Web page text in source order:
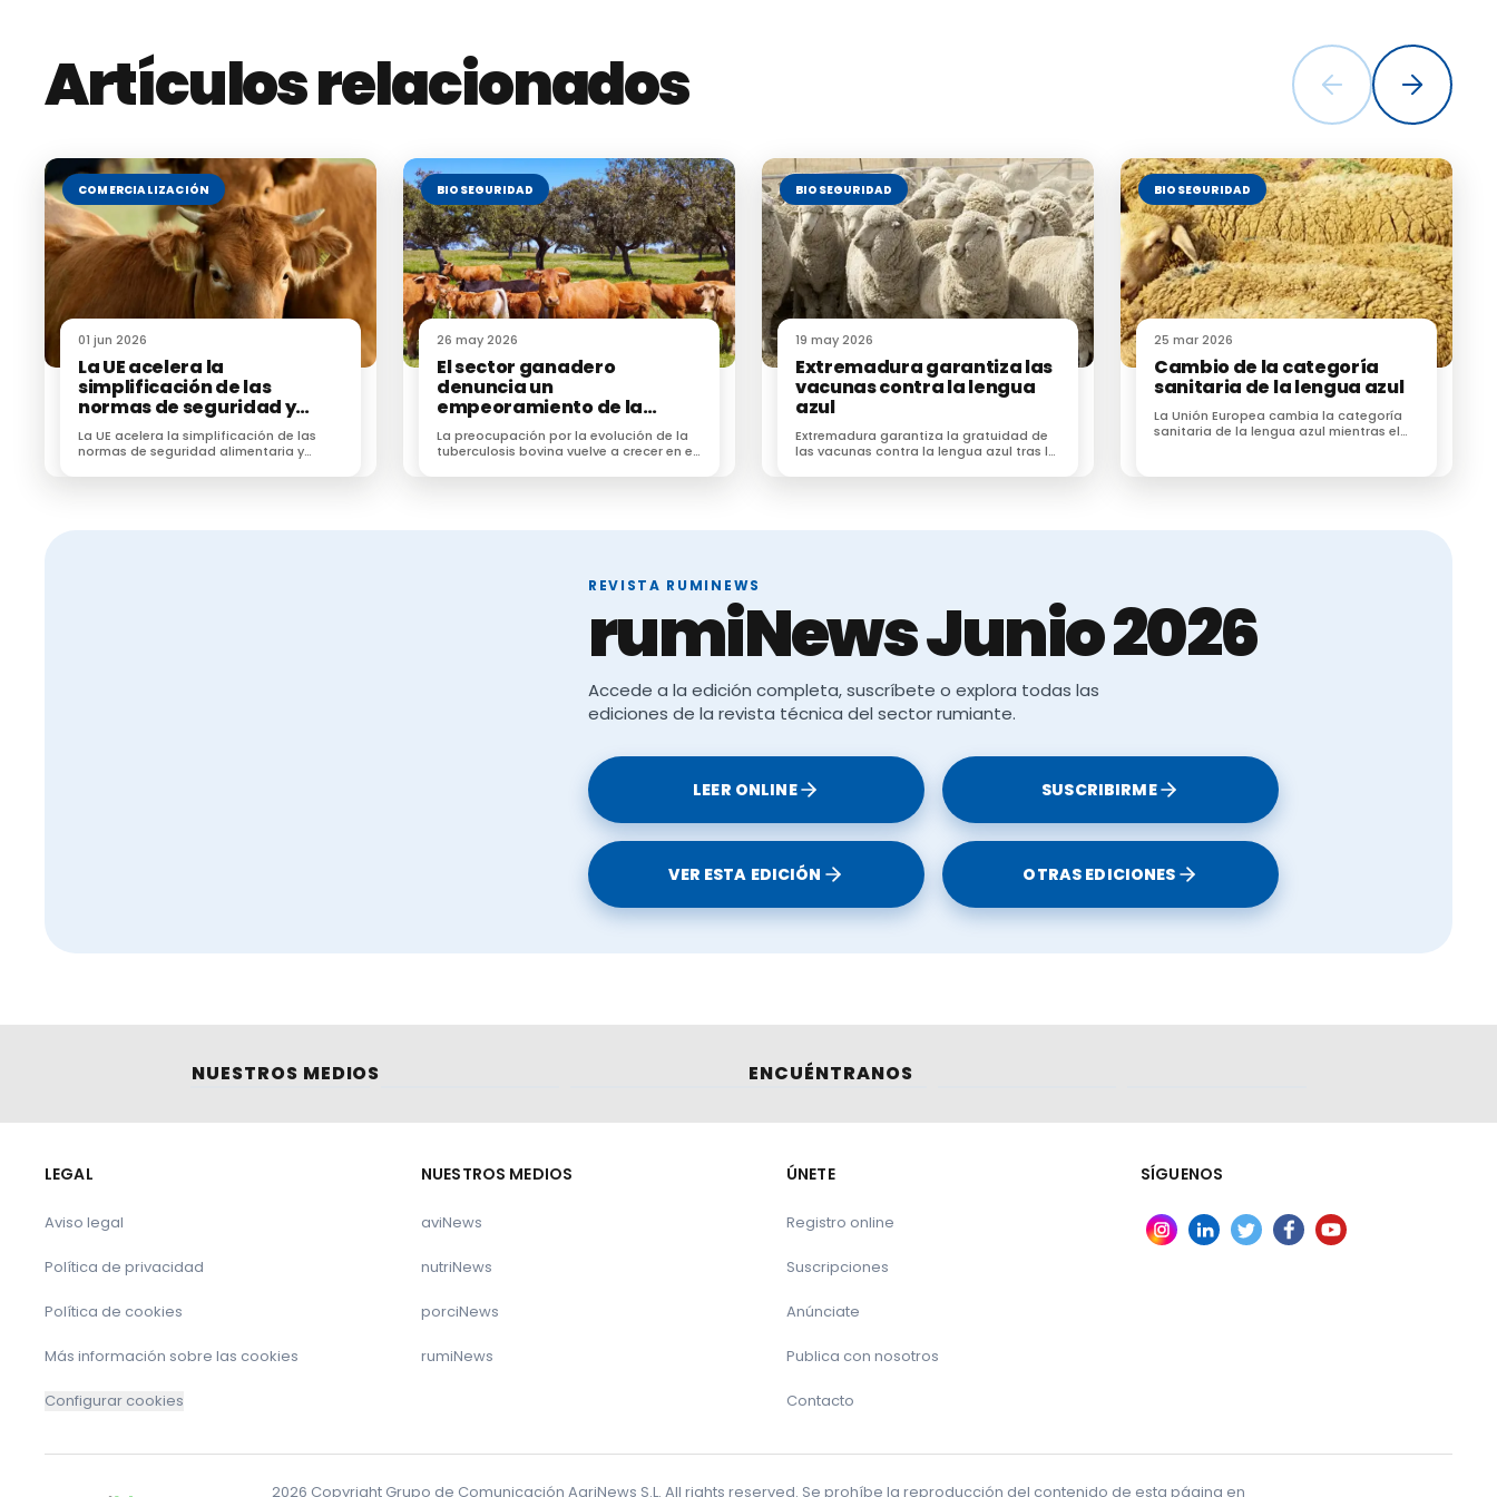
Artículos relacionados
COMERCIALIZACIÓN
01 jun 2026
La UE acelera la
simplificación de las
normas de seguridad y
sanidad
La UE acelera la simplificación de las
normas de seguridad alimentaria y
en el campo
BIOSEGURIDAD
26 may 2026
El sector ganadero
denuncia un
empeoramiento de la
tuberculosis
La preocupación por la evolución de la
tuberculosis bovina vuelve a crecer en el
Castilla y León
BIOSEGURIDAD
19 may 2026
Extremadura garantiza las
vacunas contra la lengua
azul
Extremadura garantiza la gratuidad de
las vacunas contra la lengua azul tras la
BIOSEGURIDAD
25 mar 2026
Cambio de la categoría
sanitaria de la lengua azul
La Unión Europea cambia la categoría
sanitaria de la lengua azul mientras el
REVISTA RUMINEWS
rumiNews Junio 2026
Accede a la edición completa, suscríbete o explora todas las
ediciones de la revista técnica del sector rumiante.
LEER ONLINE SUSCRIBIRME
VER ESTA EDICIÓN OTRAS EDICIONES
NUESTROS MEDIOS ENCUÉNTRANOS
LEGAL
Aviso legal
Política de privacidad
Política de cookies
Más información sobre las cookies
Configurar cookies
NUESTROS MEDIOS
aviNews
nutriNews
porciNews
rumiNews
ÚNETE
Registro online
Suscripciones
Anúnciate
Publica con nosotros
Contacto
SÍGUENOS
2026 Copyright Grupo de Comunicación AgriNews S.L. All rights reserved. Se prohíbe la reproducción del contenido de esta página en